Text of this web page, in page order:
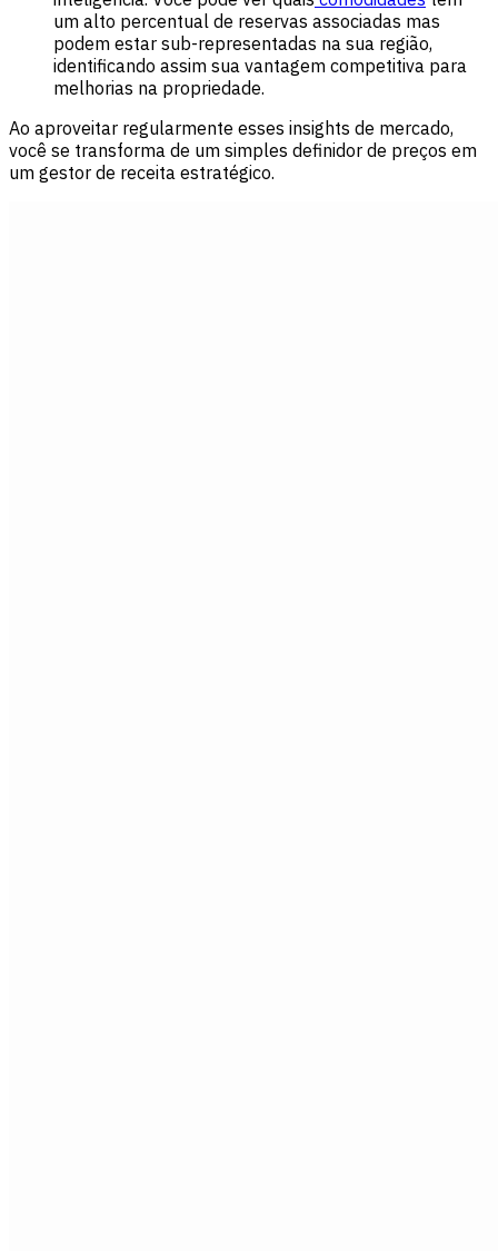
um alto percentual de reservas associadas mas
podem estar sub-representadas na sua região,
identificando assim sua vantagem competitiva para
melhorias na propriedade.
Ao aproveitar regularmente esses insights de mercado,
você se transforma de um simples definidor de preços em
um gestor de receita estratégico.